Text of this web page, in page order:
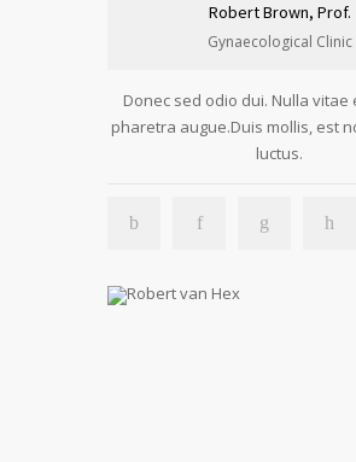
Robert Brown, Prof.
Gynaecological Clinic
Donec sed odio dui. Nulla vitae
pharetra augue.Duis mollis, est
luctus.